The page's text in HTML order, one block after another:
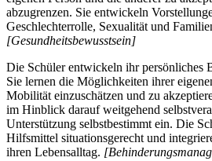
abzugrenzen. Sie entwickeln
Geschlechterrolle, Sexualität und
[Gesundheitsbewusstsein]
Die Schüler entwickeln ihr persönliches
Sie lernen die Möglichkeiten ihrer
Mobilität einzuschätzen und zu
im Hinblick darauf weitgehend
Unterstützung selbstbestimmt ein. Die
Hilfsmittel situationsgerecht und
ihren Lebensalltag.